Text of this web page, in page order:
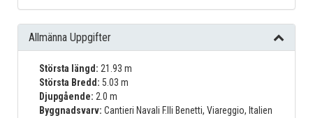
Allmänna Uppgifter
Största längd: 21.93 m
Största Bredd: 5.03 m
Djupgående: 2.0 m
Byggnadsvarv: Cantieri Navali F.lli Benetti, Viareggio, Italien